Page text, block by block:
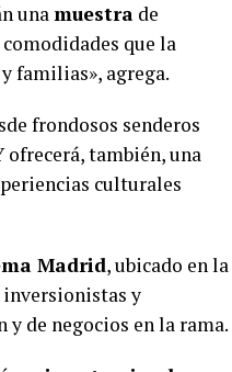
unamuestra de
que la
familias», agrega.
frondosos senderos
ofrecerá, también, una
culturales
Madrid, ubicado en la
inversionistas y
de negocios en la rama.